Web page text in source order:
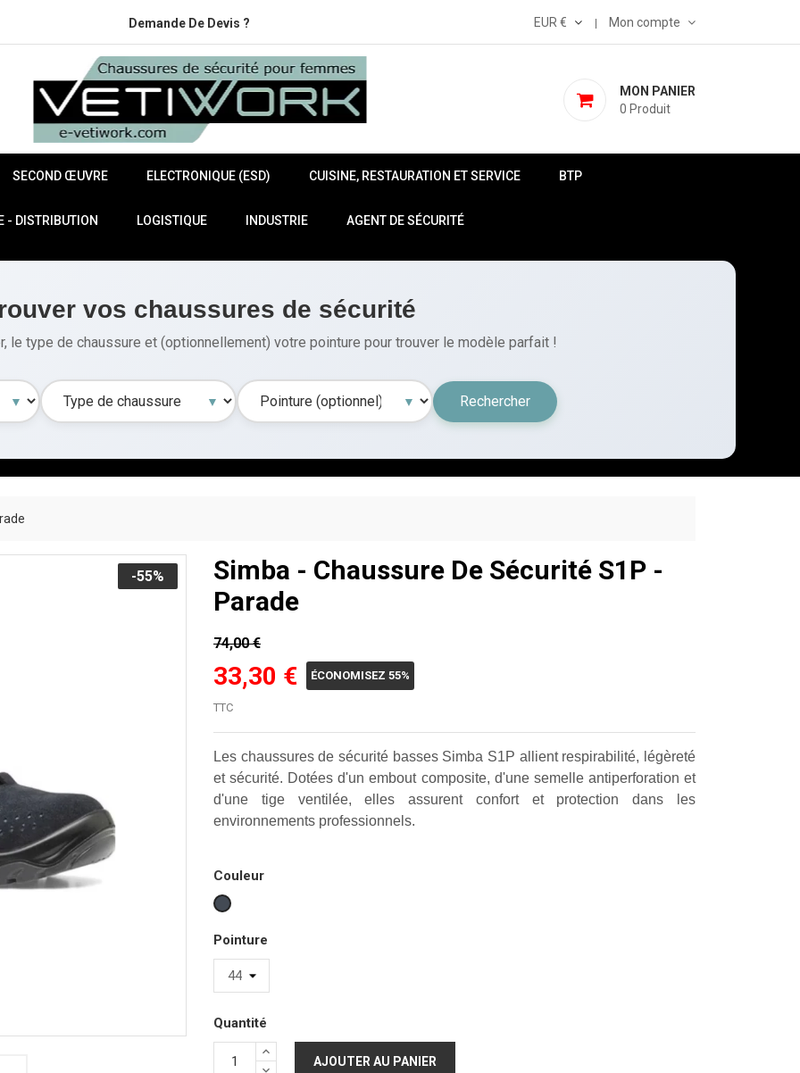
Demande De Devis ? EUR € Mon compte
MON PANIER
0 Produit
SECOND ŒUVRE ELECTRONIQUE (ESD) CUISINE, RESTAURATION ET SERVICE BTP
- DISTRIBUTION LOGISTIQUE INDUSTRIE AGENT DE SÉCURITÉ
vos chaussures de sécurité
le type de chaussure et (optionnellement) votre pointure pour trouver le modèle parfait !
Rechercher
-55%
Simba - Chaussure De Sécurité S1P -
Parade
74,00 €
33,30 € ÉCONOMISEZ 55%
TTC
Les chaussures de sécurité basses Simba S1P allient respirabilité, légèreté
et sécurité. Dotées d'un embout composite, d'une semelle antiperforation et
d'une tige ventilée, elles assurent confort et protection dans les
environnements professionnels.
Couleur
Noir
Pointure
Quantité
AJOUTER AU PANIER